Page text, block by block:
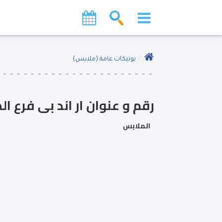
بوتيكات عامة (ملابس)
رقم و عنوان ار اند بى فرع
الملابس